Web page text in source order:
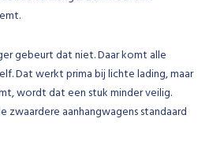
gebeurt dat niet. Daar komt alle
Dat werkt prima bij lichte lading, maar
wordt dat een stuk minder veilig.
zwaardere aanhangwagens standaard